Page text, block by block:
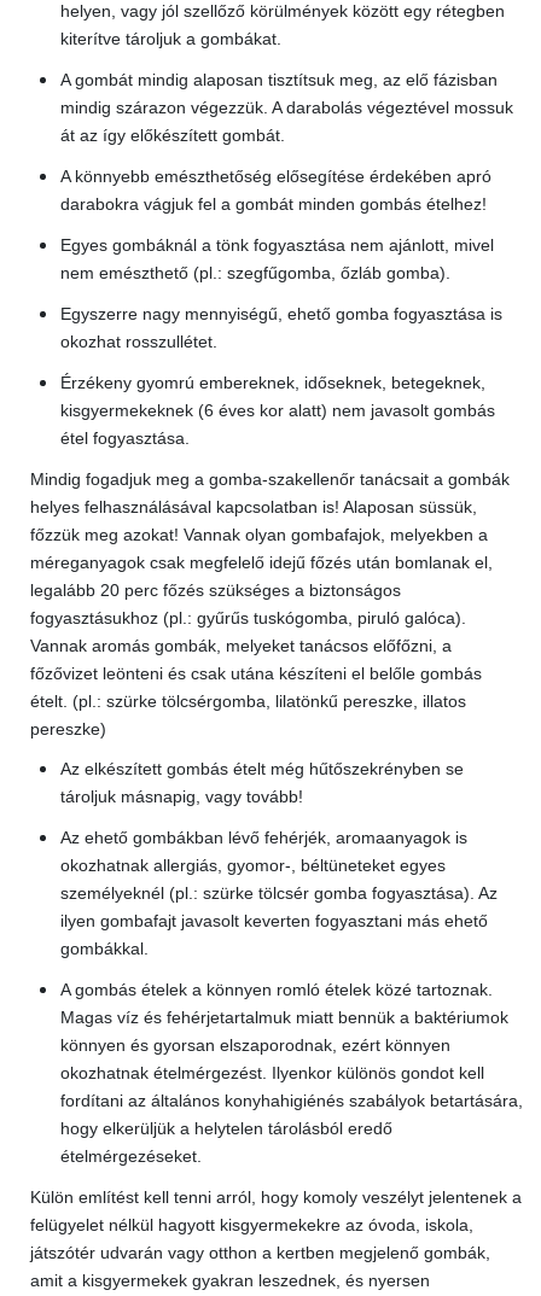
helyen, vagy jól szellőző körülmények között egy rétegben
kiterítve tároljuk a gombákat.
A gombát mindig alaposan tisztítsuk meg, az elő fázisban
mindig szárazon végezzük. A darabolás végeztével mossuk
át az így előkészített gombát.
A könnyebb emészthetőség elősegítése érdekében apró
darabokra vágjuk fel a gombát minden gombás ételhez!
Egyes gombáknál a tönk fogyasztása nem ajánlott, mivel
nem emészthető (pl.: szegfűgomba, őzláb gomba).
Egyszerre nagy mennyiségű, ehető gomba fogyasztása is
okozhat rosszullétet.
Érzékeny gyomrú embereknek, időseknek, betegeknek,
kisgyermekeknek (6 éves kor alatt) nem javasolt gombás
étel fogyasztása.
Mindig fogadjuk meg a gomba-szakellenőr tanácsait a gombák
helyes felhasználásával kapcsolatban is! Alaposan süssük,
főzzük meg azokat! Vannak olyan gombafajok, melyekben a
méreganyagok csak megfelelő idejű főzés után bomlanak el,
legalább 20 perc főzés szükséges a biztonságos
fogyasztásukhoz (pl.: gyűrűs tuskógomba, piruló galóca).
Vannak aromás gombák, melyeket tanácsos előfőzni, a
főzővizet leönteni és csak utána készíteni el belőle gombás
ételt. (pl.: szürke tölcsérgomba, lilatönkű pereszke, illatos
pereszke)
Az elkészített gombás ételt még hűtőszekrényben se
tároljuk másnapig, vagy tovább!
Az ehető gombákban lévő fehérjék, aromaanyagok is
okozhatnak allergiás, gyomor-, béltüneteket egyes
személyeknél (pl.: szürke tölcsér gomba fogyasztása). Az
ilyen gombafajt javasolt keverten fogyasztani más ehető
gombákkal.
A gombás ételek a könnyen romló ételek közé tartoznak.
Magas víz és fehérjetartalmuk miatt bennük a baktériumok
könnyen és gyorsan elszaporodnak, ezért könnyen
okozhatnak ételmérgezést. Ilyenkor különös gondot kell
fordítani az általános konyhahigiénés szabályok betartására,
hogy elkerüljük a helytelen tárolásból eredő
ételmérgezéseket.
Külön említést kell tenni arról, hogy komoly veszélyt jelentenek a
felügyelet nélkül hagyott kisgyermekekre az óvoda, iskola,
játszótér udvarán vagy otthon a kertben megjelenő gombák,
amit a kisgyermekek gyakran leszednek, és nyersen